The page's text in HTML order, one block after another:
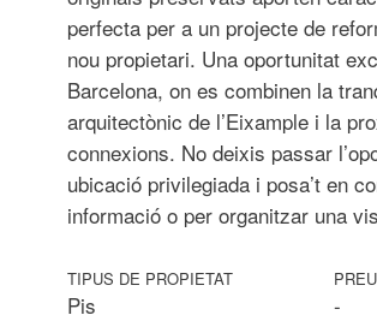
perfecta per a un projecte de
nou propietari. Una oportunitat
Barcelona, on es combinen la
arquitectònic de l’Eixample i la
connexions. No deixis passar
ubicació privilegiada i posa’t en
informació o per organitzar una
TIPUS DE PROPIETAT
Pis
PREU
-